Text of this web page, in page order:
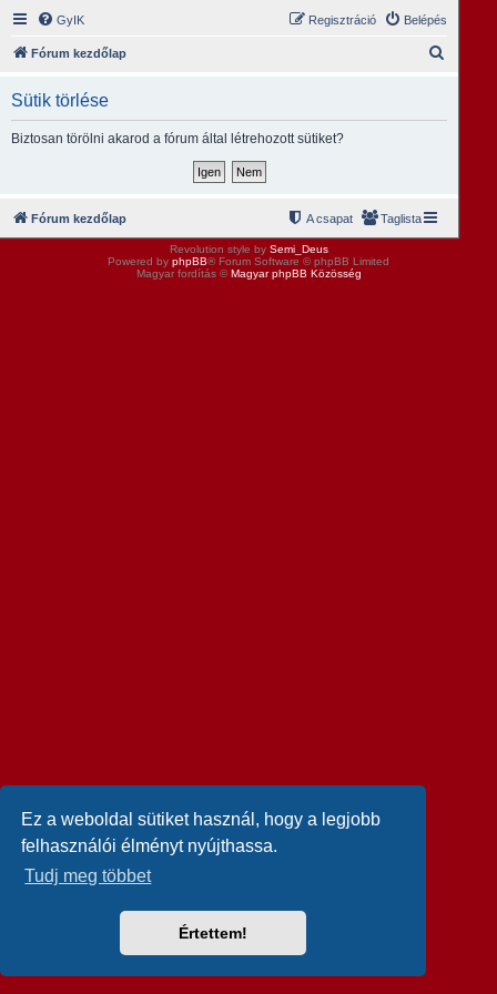
Ez a weboldal sütiket használ, hogy a legjobb
felhasználói élményt nyújthassa.
Tudj meg többet
Értettem!
GyIK Belépés
Regisztráció
Fórum kezdőlap
Sütik törlése
Biztosan törölni akarod a fórum által létrehozott sütiket?
Fórum kezdőlap Taglista
A csapat
Revolution style by Semi_Deus
Powered by phpBB® Forum Software © phpBB Limited
Magyar fordítás ©Magyar phpBB Közösség